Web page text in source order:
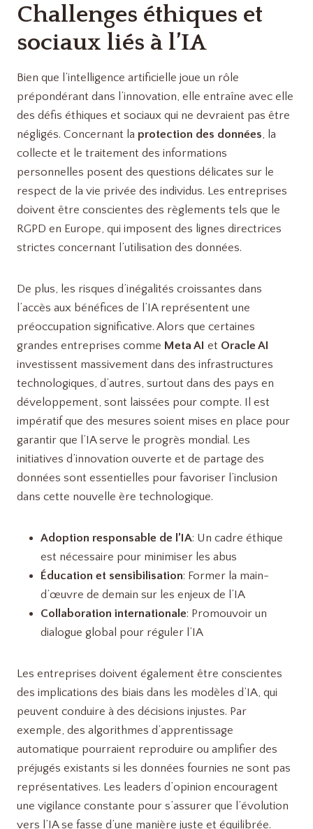
Challenges éthiques et
sociaux liés à l’IA
Bien que l’intelligence artificielle joue un rôle
prépondérant dans l’innovation, elle entraîne avec elle
des défis éthiques et sociaux qui ne devraient pas être
négligés. Concernant la protection des données, la
collecte et le traitement des informations
personnelles posent des questions délicates sur le
respect de la vie privée des individus. Les entreprises
doivent être conscientes des règlements tels que le
RGPD en Europe, qui imposent des lignes directrices
strictes concernant l’utilisation des données.
De plus, les risques d’inégalités croissantes dans
l’accès aux bénéfices de l’IA représentent une
préoccupation significative. Alors que certaines
grandes entreprises comme Meta AI et Oracle AI
investissent massivement dans des infrastructures
technologiques, d’autres, surtout dans des pays en
développement, sont laissées pour compte. Il est
impératif que des mesures soient mises en place pour
garantir que l’IA serve le progrès mondial. Les
initiatives d’innovation ouverte et de partage des
données sont essentielles pour favoriser l’inclusion
dans cette nouvelle ère technologique.
Adoption responsable de l’IA: Un cadre éthique
est nécessaire pour minimiser les abus
Éducation et sensibilisation: Former la main-
d’œuvre de demain sur les enjeux de l’IA
Collaboration internationale: Promouvoir un
dialogue global pour réguler l’IA
Les entreprises doivent également être conscientes
des implications des biais dans les modèles d’IA, qui
peuvent conduire à des décisions injustes. Par
exemple, des algorithmes d’apprentissage
automatique pourraient reproduire ou amplifier des
préjugés existants si les données fournies ne sont pas
représentatives. Les leaders d’opinion encouragent
une vigilance constante pour s’assurer que l’évolution
vers l’IA se fasse d’une manière juste et équilibrée.